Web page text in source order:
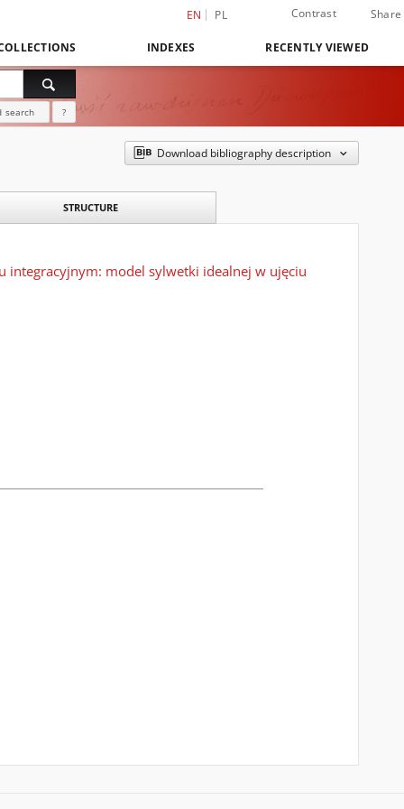
EN PL Contrast Share
INDEXES RECENTLY VIEWED
search ?
Download bibliography description
STRUCTURE
integracyjnym: model sylwetki idealnej w ujęciu